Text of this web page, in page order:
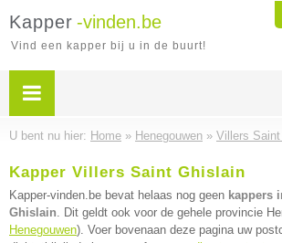
Kapper -vinden.be
Vind een kapper bij u in de buurt!
U bent nu hier: Home » Henegouwen » Villers
Kapper Villers Saint Ghislain
Kapper-vinden.be bevat helaas nog geen kappers
Ghislain. Dit geldt ook voor de gehele provincie
Henegouwen). Voer bovenaan deze pagina uw